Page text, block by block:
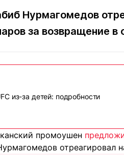
188
Нурмагомедов
за возвращение в
из-за детей: подробности
промоушен
отреагировал